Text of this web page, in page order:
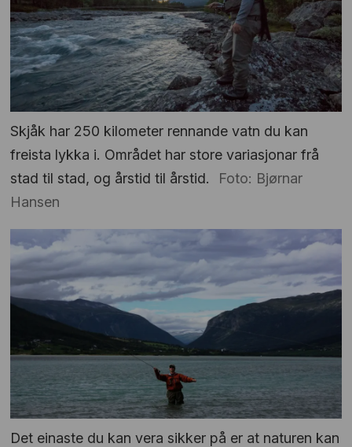
Skjåk har 250 kilometer rennande vatn du kan
freista lykka i. Området har store variasjonar frå
stad til stad, og årstid til årstid.
Foto: Bjørnar
Hansen
Det einaste du kan vera sikker på er at naturen kan